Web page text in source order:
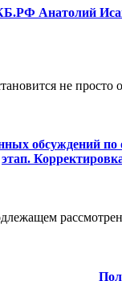
Анатолий
не
обсуждений по
этап.